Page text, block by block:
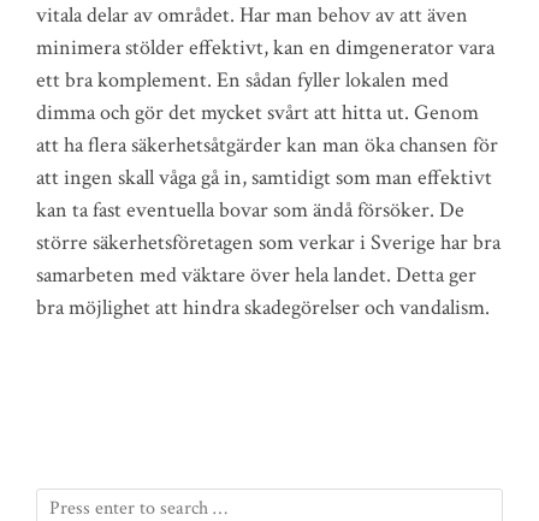
vitala delar av området. Har man behov av att även
minimera stölder effektivt, kan en dimgenerator vara
ett bra komplement. En sådan fyller lokalen med
dimma och gör det mycket svårt att hitta ut. Genom
att ha flera säkerhetsåtgärder kan man öka chansen för
att ingen skall våga gå in, samtidigt som man effektivt
kan ta fast eventuella bovar som ändå försöker. De
större säkerhetsföretagen som verkar i Sverige har bra
samarbeten med väktare över hela landet. Detta ger
bra möjlighet att hindra skadegörelser och vandalism.